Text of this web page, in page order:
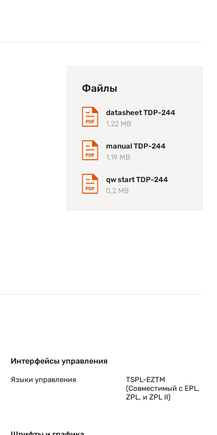
Файлы
datasheet TDP-244
1,22 MB
manual TDP-244
1,19 MB
qw start TDP-244
0,2 MB
Интерфейсы управления
Языки управления
TSPL-EZTM
(Совместимый с EPL,
ZPL, и ZPL II)